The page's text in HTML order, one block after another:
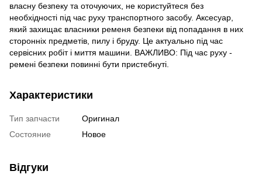
власну безпеку та оточуючих, не користуйтеся без
необхідності під час руху транспортного засобу. Аксесуар,
який захищає власники ременя безпеки від попадання в них
сторонніх предметів, пилу і бруду. Це актуально під час
сервісних робіт і миття машини. ВАЖЛИВО: Під час руху -
ремені безпеки повинні бути пристебнуті.
Характеристики
Тип запчасти
Оригинал
Состояние
Новое
Відгуки